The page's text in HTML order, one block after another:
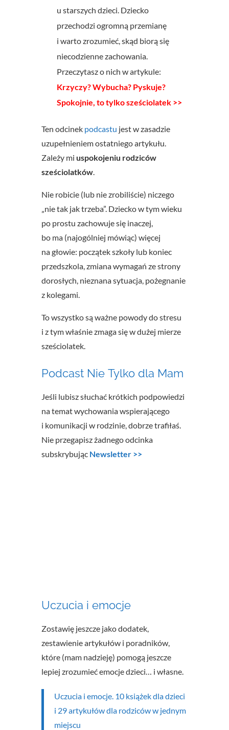
u starszych dzieci. Dziecko
przechodzi ogromną przemianę
i warto zrozumieć, skąd biorą się
niecodzienne zachowania.
Przeczytasz o nich w artykule:
Krzyczy? Wybucha? Pyskuje?
Spokojnie, to tylko sześciolatek >>
Ten odcinekpodcastu jest w zasadzie
uzupełnieniem ostatniego artykułu.
Zależy mi uspokojeniu rodziców
sześciolatków.
Nie robicie (lub nie zrobiliście) niczego
„nie tak jak trzeba”. Dziecko w tym wieku
po prostu zachowuje się inaczej,
bo ma (najogólniej mówiąc) więcej
na głowie: początek szkoły lub koniec
przedszkola, zmiana wymagań ze strony
dorosłych, nieznana sytuacja, pożegnanie
z kolegami.
To wszystko są ważne powody do stresu
i z tym właśnie zmaga się w dużej mierze
sześciolatek.
Podcast Nie Tylko dla Mam
Jeśli lubisz słuchać krótkich podpowiedzi
na temat wychowania wspierającego
i komunikacji w rodzinie, dobrze trafiłaś.
Nie przegapisz żadnego odcinka
subskrybując Newsletter >>
Uczucia i emocje
Zostawię jeszcze jako dodatek,
zestawienie artykułów i poradników,
które (mam nadzieję) pomogą jeszcze
lepiej zrozumieć emocje dzieci… i własne.
Uczucia i emocje. 10 książek dla dzieci
i 29 artykułów dla rodziców w jednym
miejscu